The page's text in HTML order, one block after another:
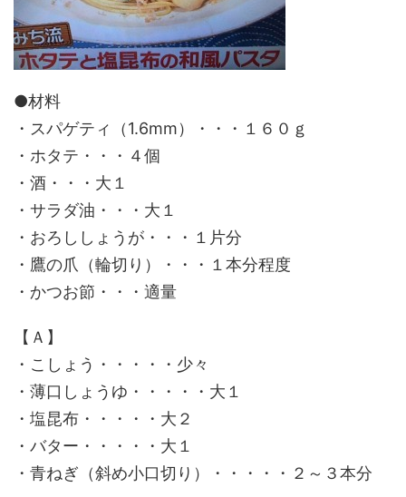
●材料
・スパゲティ（1.6mm）・・・１６０ｇ
・ホタテ・・・４個
・酒・・・大１
・サラダ油・・・大１
・おろししょうが・・・１片分
・鷹の爪（輪切り）・・・１本分程度
・かつお節・・・適量
【Ａ】
・こしょう・・・・・少々
・薄口しょうゆ・・・・・大１
・塩昆布・・・・・大２
・バター・・・・・大１
・青ねぎ（斜め小口切り）・・・・・２～３本分